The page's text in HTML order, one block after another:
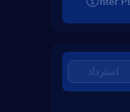
استرداد